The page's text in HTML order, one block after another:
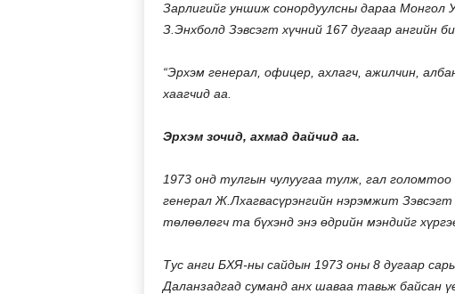
Зарлигийг уншиж сонордуулсны дараа Монгол
З.Энхболд Зэвсэгт хүчний 167 дугаар ангийн
“Эрхэм генерал, офицер, ахлагч, ажилчин,
хаагчид аа.
Эрхэм зочид, ахмад дайчид аа.
1973 онд тулгын чулуугаа тулж, гал
генерал Ж.Лхагвасүрэнгийн нэрэмжит
төлөөлөгч та бүхэнд энэ өдрийн мэндийг
Тус анги БХЯ-ны сайдын 1973 оны 8 дугаар
Даланзадгад суманд анх шаваа тавьж байсан